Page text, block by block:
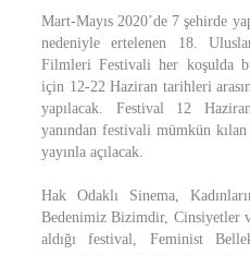
Mart-Mayıs 2020’de 7 şehirde
nedeniyle ertelenen 18.
Filmleri Festivali her koşulda
için 12-22 Haziran tarihleri
yapılacak. Festival 12
yanından festivali mümkün
yayınla açılacak.
Hak Odaklı Sinema,
Bedenimiz Bizimdir,
aldığı festival, Feminist